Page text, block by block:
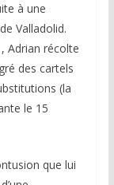
à une
Valladolid.
Adrian récolte
des cartels
(la
le 15
que lui